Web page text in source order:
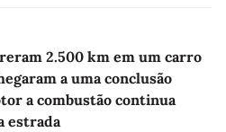
2.500 km em um carro
a uma conclusão
a combustão continua
estrada